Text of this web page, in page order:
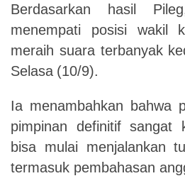
Berdasarkan hasil
menempati
posisi wakil
meraih suara terbanyak
Selasa (10/9).
Ia menambahkan bahwa
pimpinan definitif sangat
bisa mulai menjalankan
termasuk pembahasan